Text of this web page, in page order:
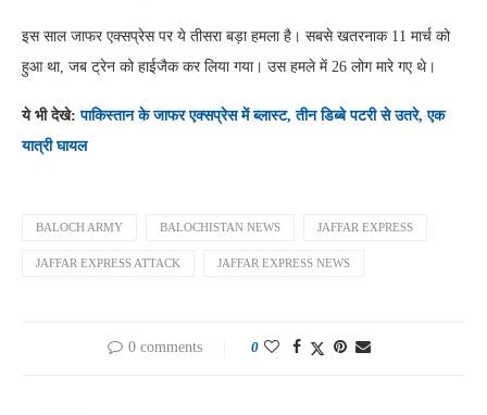
इस साल जाफर एक्सप्रेस पर ये तीसरा बड़ा हमला है। सबसे खतरनाक 11 मार्च को
हुआ था, जब ट्रेन को हाईजैक कर लिया गया। उस हमले में 26 लोग मारे गए थे।
ये भी देखे:पाकिस्तान के जाफर एक्सप्रेस में ब्लास्ट, तीन डिब्बे पटरी से उतरे, एक
यात्री घायल
BALOCH ARMY BALOCHISTAN NEWS JAFFAR EXPRESS
JAFFAR EXPRESS ATTACK JAFFAR EXPRESS NEWS
0 comments 0